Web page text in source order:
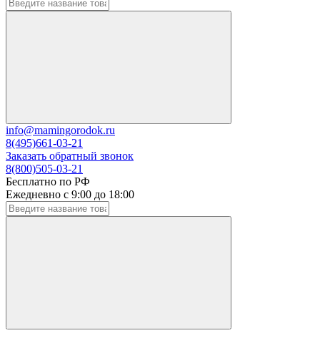
info@mamingorodok.ru
8(495)661-03-21
Заказать обратный звонок
8(800)505-03-21
Бесплатно по РФ
Ежедневно с 9:00 до 18:00